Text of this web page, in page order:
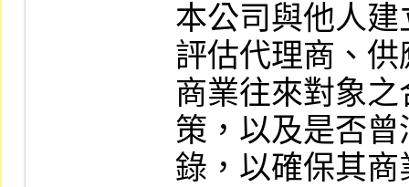
本公司與他人
評估代理商、
商業往來對象
策，以及是否
錄，以確保其